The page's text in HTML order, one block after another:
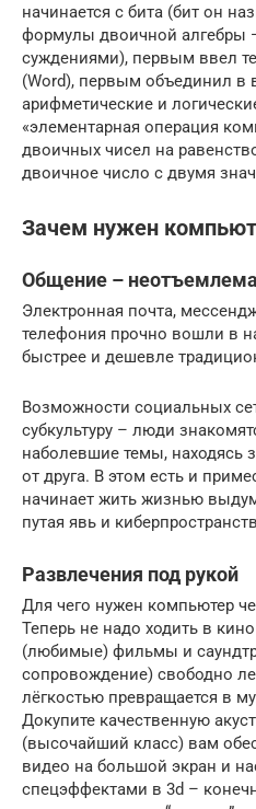
начинается с бита (бит он
формулы двоичной алгебры
суждениями), первым ввел
(Word), первым объединил в
арифметические и
«элементарная операция
двоичных чисел на
двоичное число с двумя
Зачем нужен
Общение –
Электронная почта,
телефония прочно вошли в
быстрее и дешевле
Возможности социальных
субкультуру – люди
наболевшие темы, находясь
от друга. В этом есть и
начинает жить жизнью
путая явь и
Развлечения под рукой
Для чего нужен компьютер
Теперь не надо ходить в
(любимые) фильмы и
сопровождение) свободно
лёгкостью превращается в
Докупите качественную
(высочайший класс) вам
видео на большой экран и
спецэффектами в 3d –